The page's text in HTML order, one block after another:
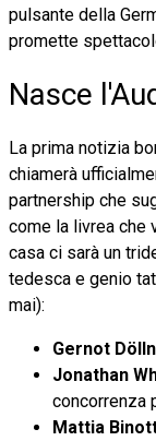
pulsante della
promette
Nasce
La prima notizia
chiamerà
partnership che
come la livrea che
casa ci sarà un
tedesca e genio
mai):
Gernot
Jonathan
concorrenza
Mattia